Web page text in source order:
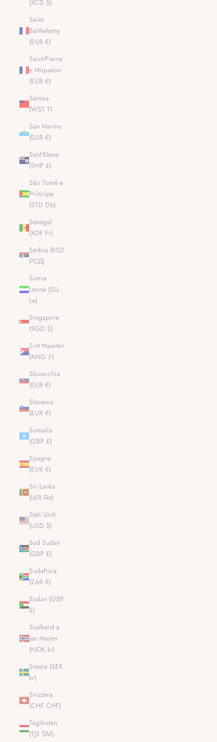
(XCD $)
Saint-
Barthélemy
(EUR €)
Saint-Pierre
e Miquelon
(EUR €)
Samoa
(WST T)
San Marino
(EUR €)
Sant’Elena
(SHP £)
São Tomé e
Príncipe
(STD Db)
Senegal
(XOF Fr)
Serbia (RSD
РСД)
Sierra
Leone (SLL
Le)
Singapore
(SGD $)
Sint Maarten
(ANG ƒ)
Slovacchia
(EUR €)
Slovenia
(EUR €)
Somalia
(GBP £)
Spagna
(EUR €)
Sri Lanka
(LKR ₨)
Stati Uniti
(USD $)
Sud Sudan
(GBP £)
Sudafrica
(ZAR R)
Sudan (GBP
£)
Svalbard e
Jan Mayen
(NOK kr)
Svezia (SEK
kr)
Svizzera
(CHF CHF)
Tagikistan
(TJS ЅМ)